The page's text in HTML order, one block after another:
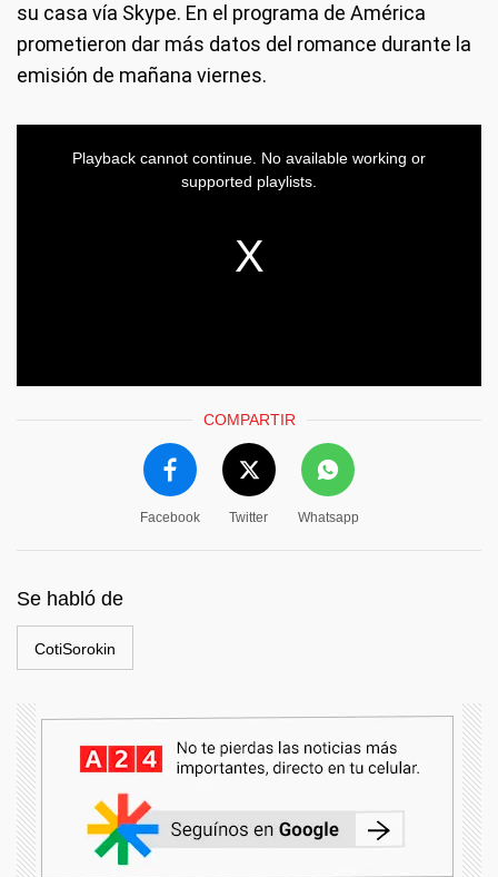
su casa vía Skype. En el programa de América
prometieron dar más datos del romance durante la
emisión de mañana viernes.
COMPARTIR
Facebook Twitter Whatsapp
Se habló de
CotiSorokin